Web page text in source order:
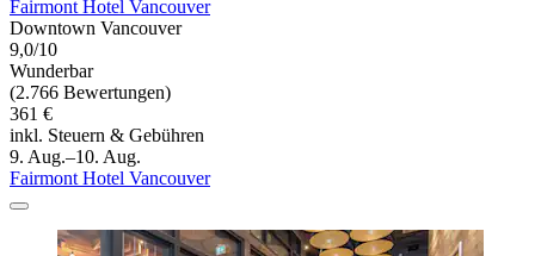
Fairmont Hotel Vancouver
Downtown Vancouver
9,0/10
Wunderbar
(2.766 Bewertungen)
361 €
inkl. Steuern & Gebühren
9. Aug.–10. Aug.
Fairmont Hotel Vancouver